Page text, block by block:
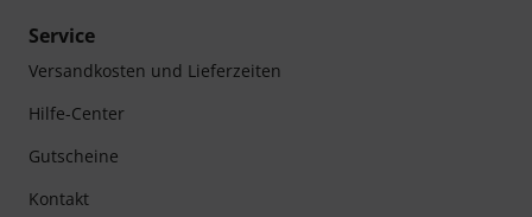
Service
Versandkosten und Lieferzeiten
Hilfe-Center
Gutscheine
Kontakt